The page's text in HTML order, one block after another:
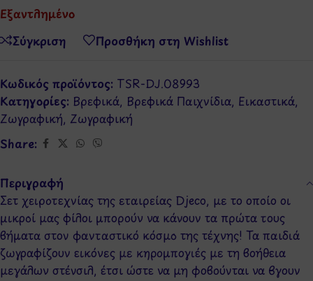
Εξαντλημένο
Σύγκριση
Προσθήκη στη Wishlist
Κωδικός προϊόντος: TSR-DJ.08993
Κατηγορίες: Βρεφικά, Βρεφικά Παιχνίδια, Εικαστικά,
Ζωγραφική, Ζωγραφική
Share:
Περιγραφή
Σετ χειροτεχνίας της εταιρείας Djeco, με το οποίο οι
μικροί μας φίλοι μπορούν να κάνουν τα πρώτα τους
βήματα στον φανταστικό κόσμο της τέχνης! Τα παιδιά
ζωγραφίζουν εικόνες με κηρομπογιές με τη βοήθεια
μεγάλων στένσιλ, έτσι ώστε να μη φοβούνται να βγουν